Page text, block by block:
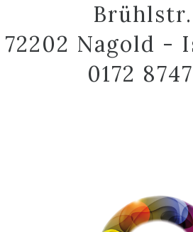
72202 Nagold -
0172